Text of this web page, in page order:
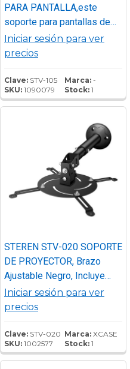
PARA PANTALLA,este
soporte para pantallas de
hasta 70 pulgadas te
permitirá colocar tu TV en la
posición óptima, ya que
gracias al brazo flexible
articulado.
Iniciar sesión para ver
precios
Clave: STV-105
SKU: 1090079
Marca:-
Stock:1
STEREN STV-020 SOPORTE
DE PROYECTOR, Brazo
Ajustable Negro, Incluye
todo lo necesario para su
fácil instalación.
Iniciar sesión para ver
precios
Clave: STV-020
SKU: 1002577
Marca:XCASE
Stock:1